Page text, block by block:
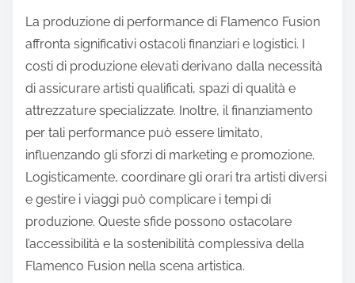
La produzione di performance di Flamenco Fusion
affronta significativi ostacoli finanziari e logistici. I
costi di produzione elevati derivano dalla necessità
di assicurare artisti qualificati, spazi di qualità e
attrezzature specializzate. Inoltre, il finanziamento
per tali performance può essere limitato,
influenzando gli sforzi di marketing e promozione.
Logisticamente, coordinare gli orari tra artisti diversi
e gestire i viaggi può complicare i tempi di
produzione. Queste sfide possono ostacolare
l’accessibilità e la sostenibilità complessiva della
Flamenco Fusion nella scena artistica.